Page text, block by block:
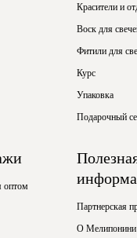
Красители и
Воск для
Фитили для
Курс
Упаковка
Подарочный
оптом
Партнерская
О Мелипонини